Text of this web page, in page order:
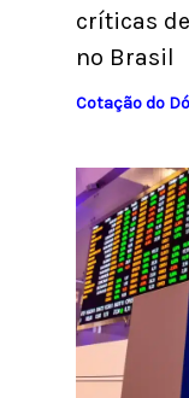
críticas
no Brasil
Cotação do